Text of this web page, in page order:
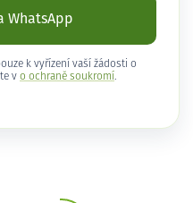
WhatsApp
k vyřízení vaší žádosti o
v o ochraně soukromí .